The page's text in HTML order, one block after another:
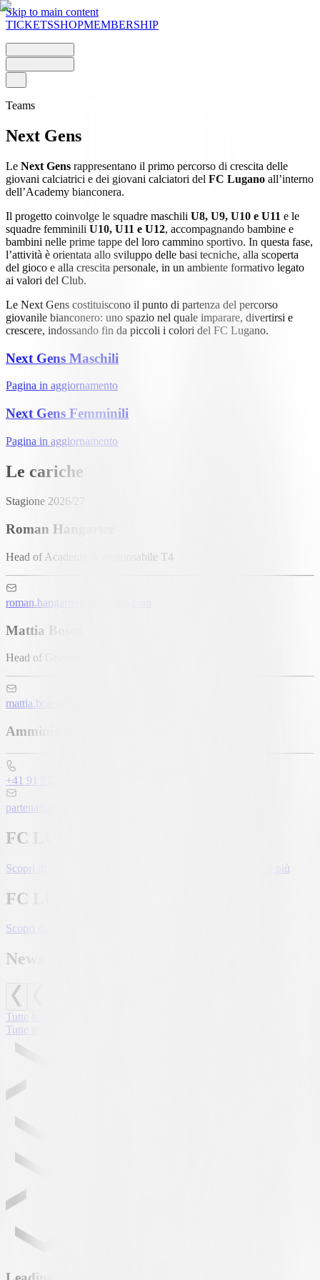
Skip to main content
TICKETSSHOPMEMBERSHIP
Teams
Next Gens
Le Next Gens rappresentano il primo percorso di crescita delle
giovani calciatrici e dei giovani calciatori del FC Lugano all’interno
dell’Academy bianconera.
Il progetto coinvolge le squadre maschili U8, U9, U10 e U11 e le
squadre femminili U10, U11 e U12, accompagnando bambine e
bambini nelle prime tappe del loro cammino sportivo. In questa fase,
l’attività è orientata allo sviluppo delle basi tecniche, alla scoperta
del gioco e alla crescita personale, in un ambiente formativo legato
ai valori del Club.
Le Next Gens costituiscono il punto di partenza del percorso
giovanile bianconero: uno spazio nel quale imparare, divertirsi e
crescere, indossando fin da piccoli i colori del FC Lugano.
Next Gens Maschili
Pagina in aggiornamento
Next Gens Femminili
Pagina in aggiornamento
Le cariche
Stagione 2026/27
Roman Hangarter
Head of Academy & responsabile T4
roman.hangarter@fclugano.com
Mattia Bosco
Head of Grassroots
mattia.bosco@fclugano.com
Amministrazione
+41 91 922 86 72
partenariato.ticino@fclugano.com
FC LUGANO SCUOLA CALCIO
Scopri di più: FC LUGANO SCUOLA CALCIO Scopri di più
FC LUGANO KIDS CAMP
Scopri di più: FC LUGANO KIDS CAMP
News academy
Tutte le news
Tutte le news